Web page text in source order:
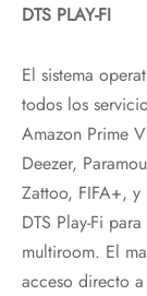
DTS PLAY-FI
El sistema
todos los
Amazon Prime
Deezer,
Zattoo, FIFA+,
DTS Play-Fi
multiroom. El
acceso directo